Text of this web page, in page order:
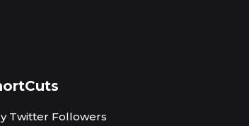
Twitter Followers